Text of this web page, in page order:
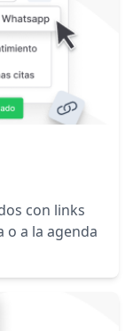
con links
o a la agenda